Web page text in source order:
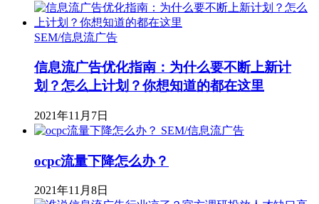
SEM/信息流广告
信息流广告优化指南：为什么要不断上新计
划？怎么上计划？你想知道的都在这里
2021年11月7日
SEM/信息流广告
ocpc流量下降怎么办？
2021年11月8日